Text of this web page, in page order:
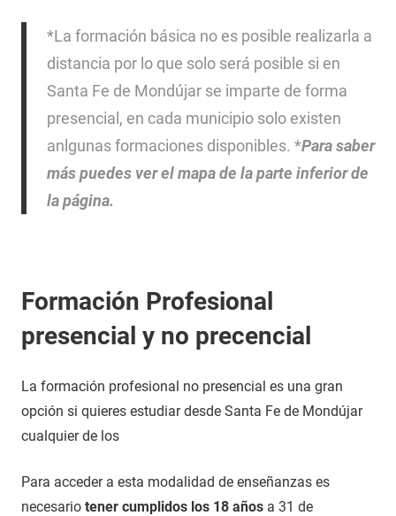
*La formación básica no es posible realizarla a
distancia por lo que solo será posible si en
Santa Fe de Mondújar se imparte de forma
presencial, en cada municipio solo existen
anlgunas formaciones disponibles. *Para saber
más puedes ver el mapa de la parte inferior de
la página.
Formación Profesional
presencial y no precencial
La formación profesional no presencial es una gran
opción si quieres estudiar desde Santa Fe de Mondújar
cualquier de los
Para acceder a esta modalidad de enseñanzas es
necesario tener cumplidos los 18 años a 31 de